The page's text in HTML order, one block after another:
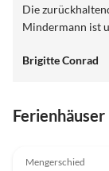
Die
Mindermann ist
spürt im gesamten Ambiente, dass es sehr pfleglich
großzügig, Es
Brigitte Conrad
Mengerschied